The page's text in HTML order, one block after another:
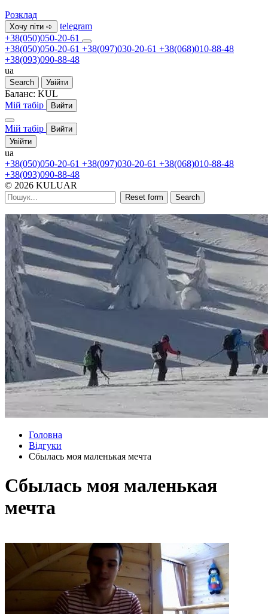
Розклад
Хочу піти ➪
telegram
+38(050)050-20-61
+38(050)050-20-61 +38(097)030-20-61 +38(068)010-88-48
+38(093)090-88-48
ua
Search Увійти
Баланс: KUL
Мій табір
Вийти
Мій табір
Вийти
Увійти
ua
+38(050)050-20-61 +38(097)030-20-61 +38(068)010-88-48
+38(093)090-88-48
© 2026 KULUAR
Reset form Search
Головна
Відгуки
Сбылась моя маленькая мечта
Сбылась моя маленькая
мечта